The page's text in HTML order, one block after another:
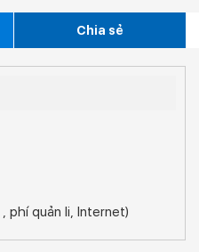
Chia sẻ
phí quản li, Internet)